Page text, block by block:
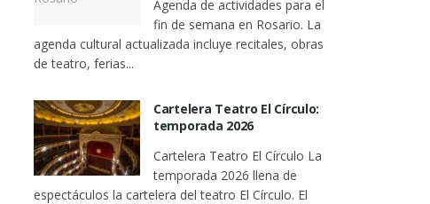
Agenda de actividades para el
fin de semana en Rosario. La
agenda cultural actualizada incluye recitales, obras
de teatro, ferias...
Cartelera Teatro El Círculo:
temporada 2026
Cartelera Teatro El Círculo La
temporada 2026 llena de
espectáculos la cartelera del teatro El Círculo. El